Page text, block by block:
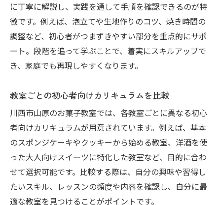
に丁寧に解説し、実践を通して手順を確認できるのが特
徴です。例えば、泡立てや生地作りのコツ、焼き時間の
調整など、初心者がつまずきやすい部分を重点的にサポ
ート。段階を追って学ぶことで、着実にスキルアップで
き、家庭でも再現しやすくなります。
教室ごとの初心者向けカリキュラムを比較
川西市山原のお菓子教室では、各教室ごとに異なる初心
者向けカリキュラムが用意されています。例えば、基本
のスポンジケーキやクッキーから始める教室、洋酒を使
った大人向けスイーツに特化した教室など、目的に合わ
せて選択可能です。比較する際は、自分の興味や習得し
たいスキル、レッスンの頻度や内容を確認し、自分に最
適な教室を見つけることがポイントです。